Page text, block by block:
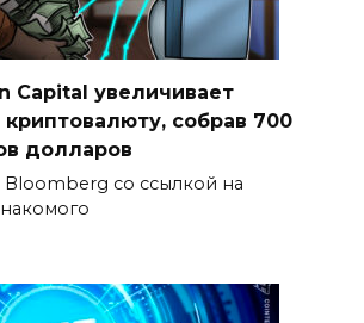
Capital увеличивает
криптовалюту, собрав 700
долларов
со ссылкой на